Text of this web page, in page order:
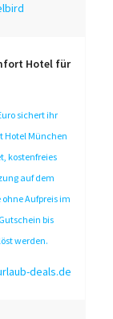
Hotel für
sichert ihr
Hotel München
kostenfreies
auf dem
Aufpreis im
bis
werden.
deals.de